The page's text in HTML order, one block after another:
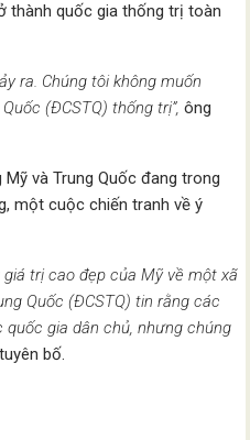
thành quốc gia thống trị toàn
ra. Chúng tôi không muốn
(ĐCSTQ) thống trị”,ông
và Trung Quốc đang trong
một cuộc chiến tranh về ý
trị cao đẹp của Mỹ về một xã
Quốc (ĐCSTQ) tin rằng các
gia dân chủ, nhưng chúng
bố.